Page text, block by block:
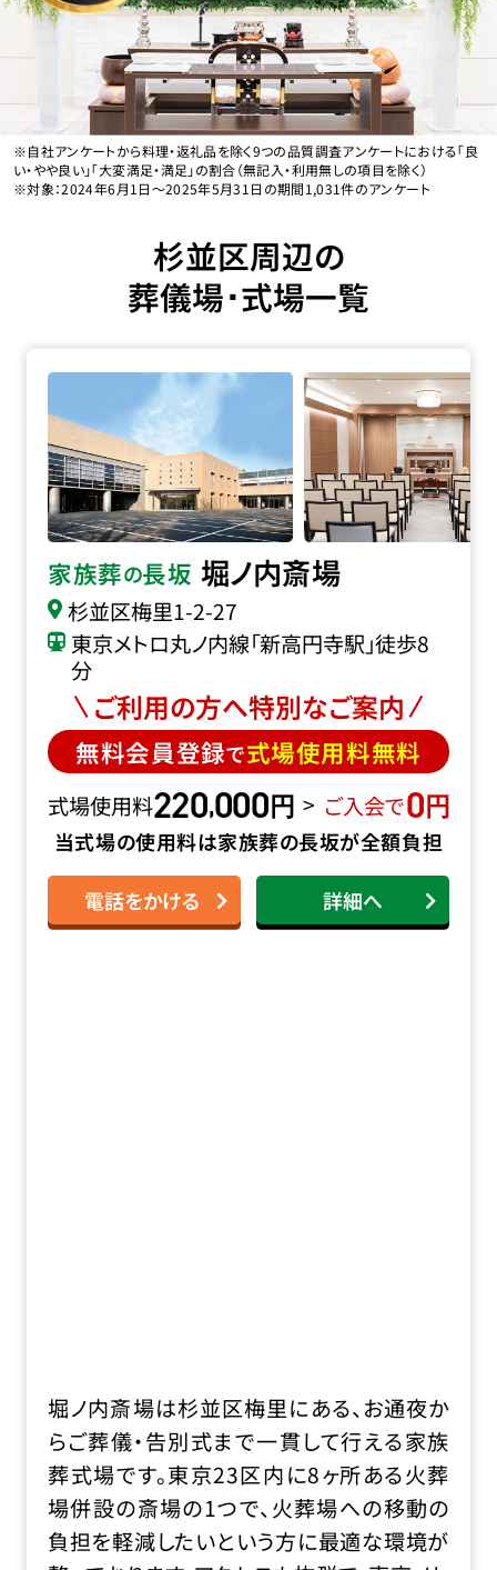
※自社アンケートから料理・返礼品を除く9つの品質調査アンケートにおける「良
い・やや良い」「大変満足・満足」の割合（無記入・利用無しの項目を除く）
※対象：2024年6月1日〜2025年5月31日の期間1,031件のアンケート
杉並区周辺の
葬儀場･式場一覧
家族葬の長坂 堀ノ内斎場
杉並区梅里1-2-27
東京メトロ丸ノ内線「新高円寺駅」徒歩8
分
ご利用の方へ特別なご案内
無料会員登録で式場使用料無料
式場使用料220,000円 > ご入会で0円
当式場の使用料は家族葬の長坂が全額負担
電話をかける 詳細へ
堀ノ内斎場は杉並区梅里にある、お通夜か
らご葬儀・告別式まで一貫して行える家族
葬式場です。東京23区内に8ヶ所ある火葬
場併設の斎場の1つで、火葬場への移動の
負担を軽減したいという方に最適な環境が
堀ノ内斎場の詳細へ